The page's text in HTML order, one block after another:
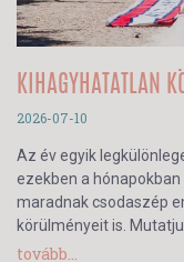
KIHAGYHATATLAN
2026-07-10
Az év egyik
ezekben a
maradnak csodaszép
körülményeit is.
tovább...